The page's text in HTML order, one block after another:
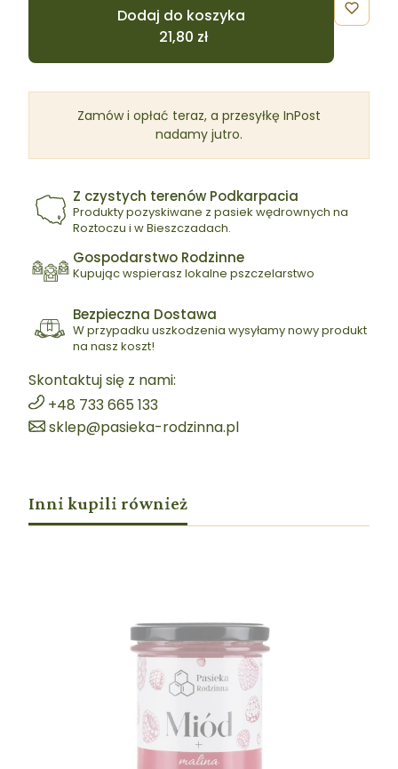
Dodaj do koszyka
Zamów i opłać teraz, a przesyłkę InPost
nadamy jutro.
Z czystych terenów Podkarpacia
Produkty pozyskiwane z pasiek wędrownych na
Roztoczu i w Bieszczadach.
Gospodarstwo Rodzinne
Kupując wspierasz lokalne pszczelarstwo
Bezpieczna Dostawa
W przypadku uszkodzenia wysyłamy nowy produkt
na nasz koszt!
Skontaktuj się z nami:
+48 733 665 133
sklep@pasieka-rodzinna.pl
Inni kupili również